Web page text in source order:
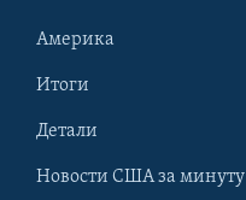
Америка
Итоги
Детали
Новости США за минуту